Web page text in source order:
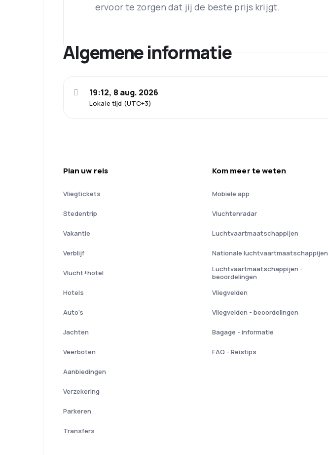
ervoor te zorgen dat jij de beste prijs krijgt.
Algemene informatie
Lokale tijd (UTC+3)
19:12, 8 aug. 2026
Plan uw reis
Vliegtickets
Stedentrip
Vakantie
Verblijf
Vlucht+hotel
Hotels
Auto's
Jachten
Veerboten
Aanbiedingen
Verzekering
Parkeren
Transfers
Kom meer te weten
Mobiele app
Vluchtenradar
Luchtvaartmaatschappijen
Nationale luchtvaartmaatschappijen
Luchtvaartmaatschappijen -
beoordelingen
Vliegvelden
Vliegvelden - beoordelingen
Bagage - informatie
FAQ - Reistips